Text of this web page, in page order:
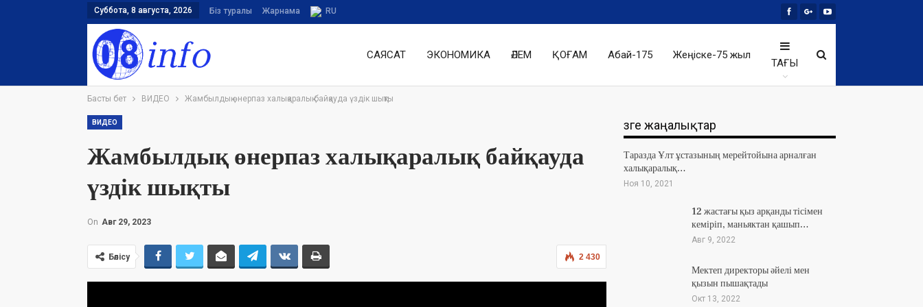
Суббота, 8 августа, 2026 Біз туралы Жарнама RU
САЯСАТ ЭКОНОМИКА ӘЛЕМ ҚОҒАМ Абай-175 Жеңіске-75 жыл
ТАҒЫ
Басты бет ВИДЕО Жамбылдық өнерпаз халықаралық байқауда үздік шықты
ВИДЕО
Жамбылдық өнерпаз халықаралық байқауда
үздік шықты
On Авг 29, 2023
2 430
Бөлісу
Өзге жаңалықтар
Таразда Ұлт ұстазының мерейтойына арналған
халықаралық…
Ноя 10, 2021
12 жастағы қыз арқанды тісімен
кеміріп, маньяктан қашып…
Авг 9, 2022
Мектеп директоры әйелі мен
қызын пышақтады
Окт 13, 2022